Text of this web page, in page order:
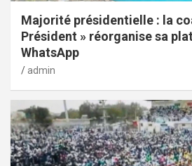
Majorité présidentielle : la
Président » réorganise sa
WhatsApp
admin